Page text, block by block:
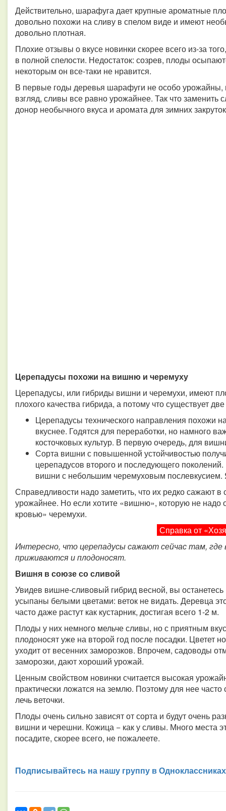
Действительно, шарафуга дает крупные ароматные
довольно похожи на сливу в спелом виде и имеют
довольно плотная.
Плохие отзывы о вкусе новинки скорее всего из-за
в полной спелости. Недостаток: созрев, плоды
некоторым он все-таки не нравится.
В первые годы деревья шарафуги не особо урожайны,
взгляд, сливы все равно урожайнее. Так что заменить
донор необычного вкуса и аромата для зимних
Церепадусы похожи на вишню и черемуху
Церепадусы, или гибриды вишни и черемухи, имеют
плохого качества гибрида, а потому что существует
Церепадусы технического направления похожи
вкуснее. Годятся для переработки, но намного
косточковых культур. В первую очередь, для
Сорта вишни с повышенной устойчивостью
церепадусов второго и последующего поколений.
вишни с небольшим черемуховым послевкусием.
Справедливости надо заметить, что их редко сажают
урожайнее. Но если хотите «вишню», которую не надо
кровью» черемухи.
Справка от
Интересно, что церепадусы сажают сейчас там,
приживаются и плодоносят.
Вишня в союзе со сливой
Увидев вишне-сливовый гибрид весной, вы
усыпаны белыми цветами: веток не видать. Деревца
часто даже растут как кустарник, достигая всего 1-2 м.
Плоды у них немного мельче сливы, но с приятным
плодоносят уже на второй год после посадки. Цветет
уходит от весенних заморозков. Впрочем, садоводы
заморозки, дают хороший урожай.
Ценным свойством новинки считается высокая
практически ложатся на землю. Поэтому для нее
лечь веточки.
Плоды очень сильно зависят от сорта и будут очень
вишни и черешни. Кожица − как у сливы. Много места
посадите, скорее всего, не пожалеете.
Подписывайтесь на нашу группу в Одноклассниках